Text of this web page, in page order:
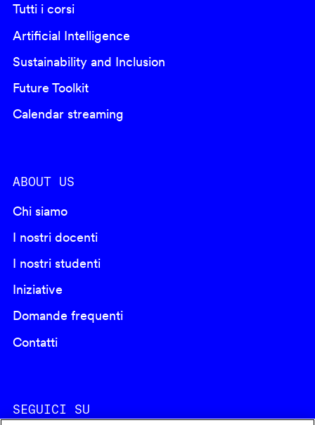
Tutti i corsi
Artificial Intelligence
Sustainability and Inclusion
Future Toolkit
Calendar streaming
ABOUT US
Chi siamo
I nostri docenti
I nostri studenti
Iniziative
Domande frequenti
Contatti
SEGUICI SU